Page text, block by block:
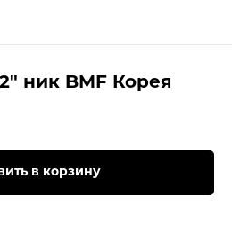
ник BMF Корея
в корзину